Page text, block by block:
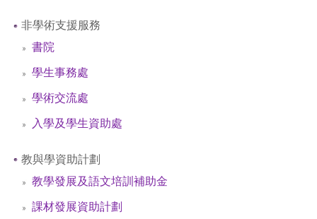
非學術支援服務
書院
學生事務處
學術交流處
入學及學生資助處
教與學資助計劃
教學發展及語文培訓補助金
課材發展資助計劃